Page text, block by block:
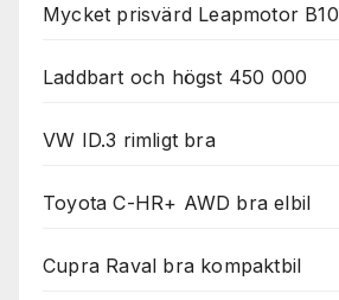
Mycket prisvärd Leapmotor B10
Laddbart och högst 450 000
VW ID.3 rimligt bra
Toyota C-HR+ AWD bra elbil
Cupra Raval bra kompaktbil